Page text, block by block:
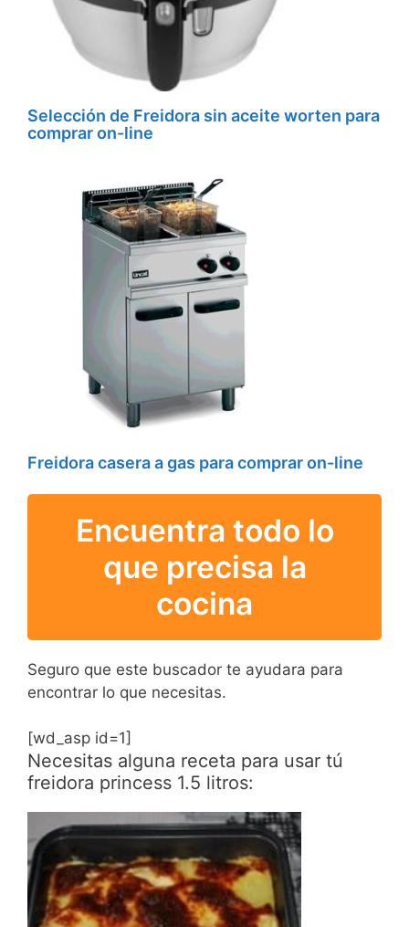
Selección de Freidora sin aceite worten para
comprar on-line
Freidora casera a gas para comprar on-line
Encuentra todo lo
que precisa la
cocina
Seguro que este buscador te ayudara para
encontrar lo que necesitas.
[wd_asp id=1]
Necesitas alguna receta para usar tú
freidora princess 1.5 litros: